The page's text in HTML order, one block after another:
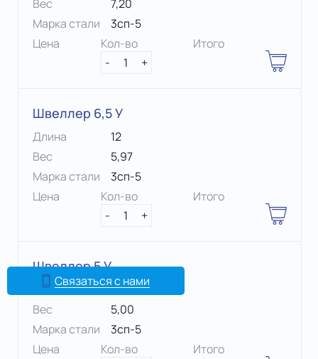
Вес
7,20
Марка стали
3сп-5
Цена
Кол-во
-
1 +
Итого
Швеллер 6,5 У
Длина
12
Вес
5,97
Марка стали
3сп-5
Цена
Кол-во
-
1 +
Итого
Швеллер 5 У
Длина
11,7
Вес
5,00
Марка стали
3сп-5
Цена
Кол-во Итого
Связаться с нами